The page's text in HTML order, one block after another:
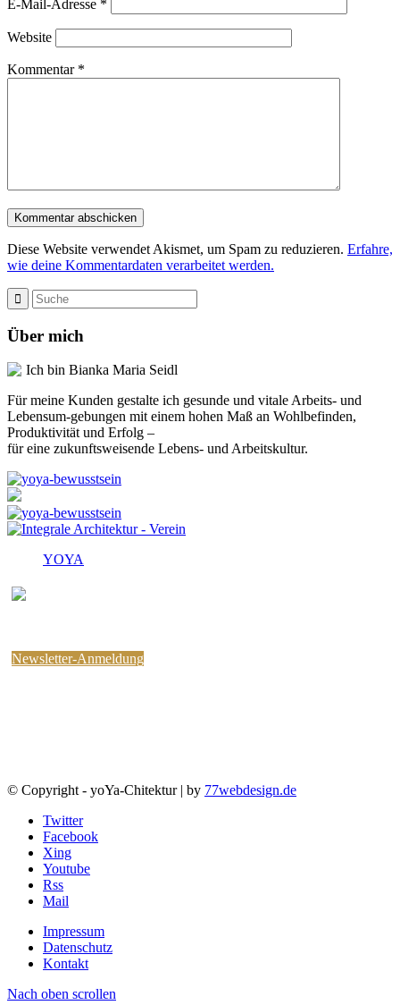
E-Mail-Adresse *
Website
Kommentar *
Diese Website verwendet Akismet, um Spam zu reduzieren. Erfahre,
wie deine Kommentardaten verarbeitet werden.
Über mich
Ich bin Bianka Maria Seidl
Für meine Kunden gestalte ich gesunde und vitale Arbeits- und
Lebensum-gebungen mit einem hohen Maß an Wohlbefinden,
Produktivität und Erfolg –
für eine zukunftsweisende Lebens- und Arbeitskultur.
YOYA
Newsletter-Anmeldung
© Copyright - yoYa-Chitektur | by 77webdesign.de
Twitter
Facebook
Xing
Youtube
Rss
Mail
Impressum
Datenschutz
Kontakt
Nach oben scrollen